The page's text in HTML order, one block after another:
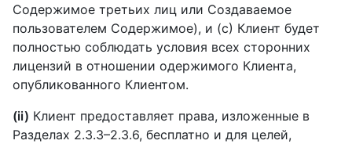
Содержимое третьих лиц или Создаваемое
пользователем Содержимое), и (c) Клиент будет
полностью соблюдать условия всех сторонних
лицензий в отношении одержимого Клиента,
опубликованного Клиентом.
(ii) Клиент предоставляет права, изложенные в
Разделах 2.3.3–2.3.6, бесплатно и для целей,